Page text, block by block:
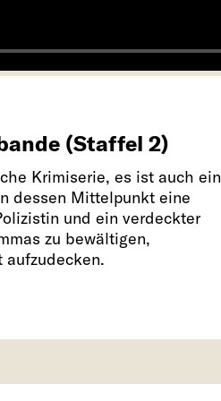
(Staffel 2)
Krimiserie, es ist auch ein
dessen Mittelpunkt eine
und ein verdeckter
zu bewältigen,
aufzudecken.